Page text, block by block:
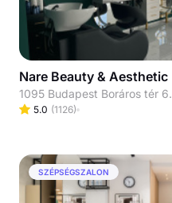
Nare Beauty & Aesthetic
1095 Budapest Boráros tér 6.
5.0 (1126)
SZÉPSÉGSZALON